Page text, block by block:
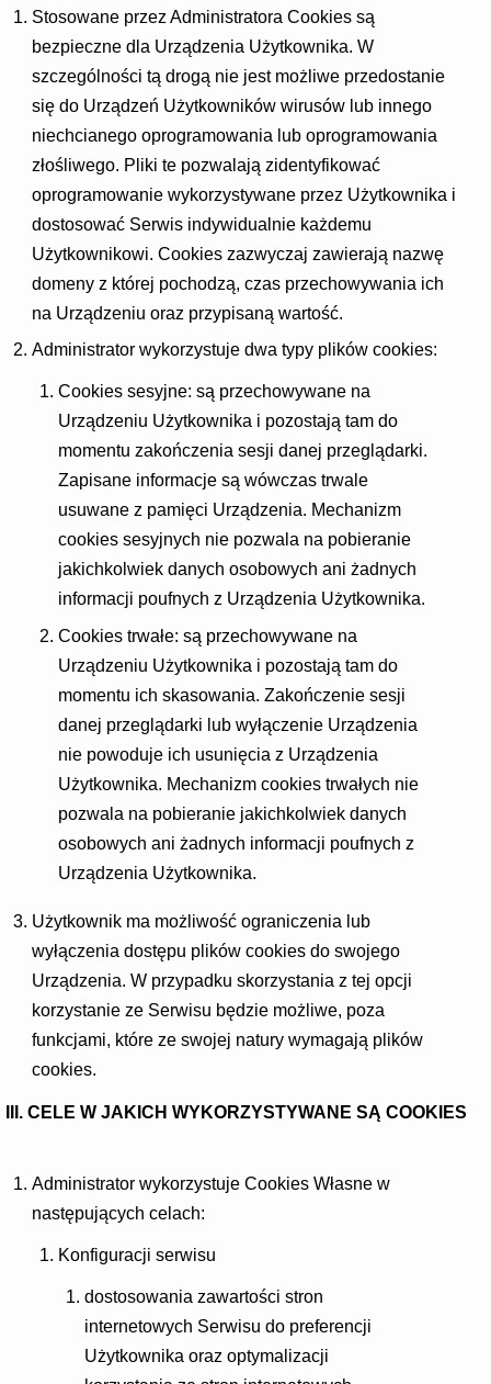
Stosowane przez Administratora Cookies są
bezpieczne dla Urządzenia Użytkownika. W
szczególności tą drogą nie jest możliwe przedostanie
się do Urządzeń Użytkowników wirusów lub innego
niechcianego oprogramowania lub oprogramowania
złośliwego. Pliki te pozwalają zidentyfikować
oprogramowanie wykorzystywane przez Użytkownika i
dostosować Serwis indywidualnie każdemu
Użytkownikowi. Cookies zazwyczaj zawierają nazwę
domeny z której pochodzą, czas przechowywania ich
na Urządzeniu oraz przypisaną wartość.
Administrator wykorzystuje dwa typy plików cookies:
Cookies sesyjne: są przechowywane na
Urządzeniu Użytkownika i pozostają tam do
momentu zakończenia sesji danej przeglądarki.
Zapisane informacje są wówczas trwale
usuwane z pamięci Urządzenia. Mechanizm
cookies sesyjnych nie pozwala na pobieranie
jakichkolwiek danych osobowych ani żadnych
informacji poufnych z Urządzenia Użytkownika.
Cookies trwałe: są przechowywane na
Urządzeniu Użytkownika i pozostają tam do
momentu ich skasowania. Zakończenie sesji
danej przeglądarki lub wyłączenie Urządzenia
nie powoduje ich usunięcia z Urządzenia
Użytkownika. Mechanizm cookies trwałych nie
pozwala na pobieranie jakichkolwiek danych
osobowych ani żadnych informacji poufnych z
Urządzenia Użytkownika.
Użytkownik ma możliwość ograniczenia lub
wyłączenia dostępu plików cookies do swojego
Urządzenia. W przypadku skorzystania z tej opcji
korzystanie ze Serwisu będzie możliwe, poza
funkcjami, które ze swojej natury wymagają plików
cookies.
III. CELE W JAKICH WYKORZYSTYWANE SĄ COOKIES
Administrator wykorzystuje Cookies Własne w
następujących celach:
Konfiguracji serwisu
dostosowania zawartości stron
internetowych Serwisu do preferencji
Użytkownika oraz optymalizacji